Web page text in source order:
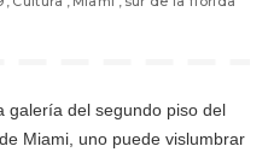
galería del segundo piso del
Miami, uno puede vislumbrar